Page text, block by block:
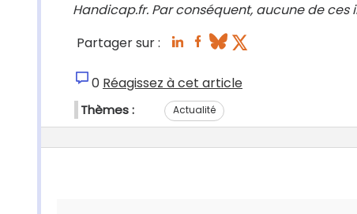
Handicap.fr. Par conséquent, aucune de
Partager sur :
0 Réagissez à cet article
Thèmes : Actualité